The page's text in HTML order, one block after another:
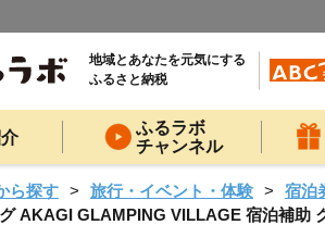
地域とあなたを元気にする
ふるさと納税
ふるラボ
チャンネル
ら探す 旅行・イベント・体験
宿泊
AKAGI GLAMPING VILLAGE 宿泊補助